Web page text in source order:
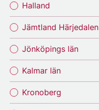
Halland
Jämtland Härjedalen
Jönköpings län
Kalmar län
Kronoberg